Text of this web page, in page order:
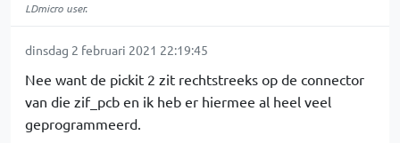
LDmicro user.
dinsdag 2 februari 2021 22:19:45
Nee want de pickit 2 zit rechtstreeks op de connector
van die zif_pcb en ik heb er hiermee al heel veel
geprogrammeerd.